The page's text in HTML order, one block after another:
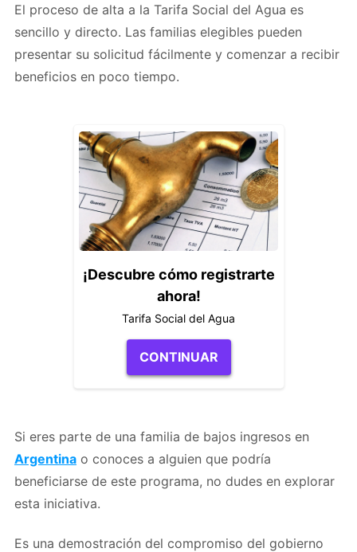
El proceso de alta a la Tarifa Social del Agua es
sencillo y directo. Las familias elegibles pueden
presentar su solicitud fácilmente y comenzar a recibir
beneficios en poco tiempo.
¡Descubre cómo registrarte
ahora!
Tarifa Social del Agua
CONTINUAR
Si eres parte de una familia de bajos ingresos en
Argentina o conoces a alguien que podría
beneficiarse de este programa, no dudes en explorar
esta iniciativa.
Es una demostración del compromiso del gobierno